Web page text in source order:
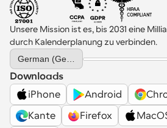
Unsere Mission ist es, bis 2031 eine
durch Kalenderplanung zu verbinden.
Select Language
Downloads
iPhone
Android
Kante
Firefox